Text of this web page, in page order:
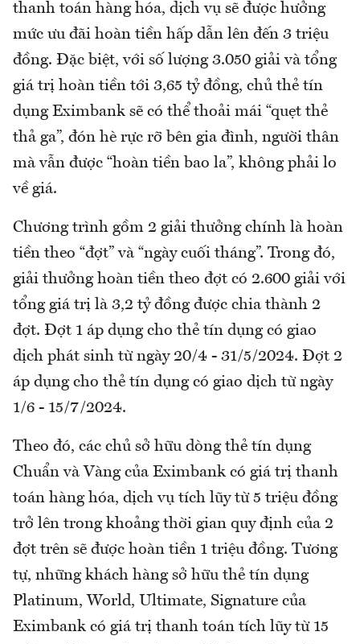
thanh toán hàng hóa, dịch vụ sẽ được hưởng
mức ưu đãi hoàn tiền hấp dẫn lên đến 3 triệu
đồng. Đặc biệt, với số lượng 3.050 giải và tổng
giá trị hoàn tiền tới 3,65 tỷ đồng, chủ thẻ tín
dụng Eximbank sẽ có thể thoải mái “quẹt thẻ
thả ga”, đón hè rực rỡ bên gia đình, người thân
mà vẫn được “hoàn tiền bao la”, không phải lo
về giá.
Chương trình gồm 2 giải thưởng chính là hoàn
tiền theo “đợt” và “ngày cuối tháng”. Trong đó,
giải thưởng hoàn tiền theo đợt có 2.600 giải với
tổng giá trị là 3,2 tỷ đồng được chia thành 2
đợt. Đợt 1 áp dụng cho thẻ tín dụng có giao
dịch phát sinh từ ngày 20/4 - 31/5/2024. Đợt 2
áp dụng cho thẻ tín dụng có giao dịch từ ngày
1/6 - 15/7/2024.
Theo đó, các chủ sở hữu dòng thẻ tín dụng
Chuẩn và Vàng của Eximbank có giá trị thanh
toán hàng hóa, dịch vụ tích lũy từ 5 triệu đồng
trở lên trong khoảng thời gian quy định của 2
đợt trên sẽ được hoàn tiền 1 triệu đồng. Tương
tự, những khách hàng sở hữu thẻ tín dụng
Platinum, World, Ultimate, Signature của
Eximbank có giá trị thanh toán tích lũy từ 15